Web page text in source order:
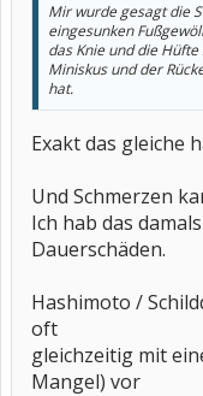
Mir wurde gesagt die
eingesunken
das Knie und die
Miniskus und der
hat.
Exakt das gleiche
Und Schmerzen
Ich hab das
Dauerschäden.
Hashimoto /
oft
gleichzeitig mit
Mangel) vor